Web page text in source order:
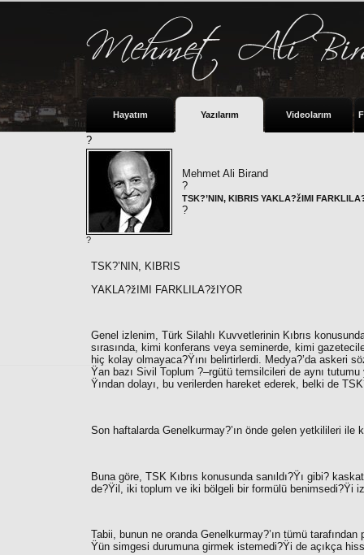
Hayatım Yazılarım Videolarım
?
Mehmet Ali Birand
?
TSK?’NIN, KIBRIS YAKLA?žIMI
?
?
TSK?’NIN, KIBRIS
YAKLA?žIMI FARKLILA?žIYOR
Genel izlenim, Türk Silahlı Kuvvetlerinin Kıbrıs
sırasında, kimi konferans veya seminerde, kimi
hiç kolay olmayaca?Ÿını belirtirlerdi. Medya?’da askeri
Ÿan bazı Sivil Toplum ?–rgütü temsilcileri de aynı tutumu
Ÿından dolayı, bu verilerden hareket ederek, belki de
Son haftalarda Genelkurmay?’ın önde gelen yetkilileri ile
Buna göre, TSK Kıbrıs konusunda sanıldı?Ÿı gibi?
de?Ÿil, iki toplum ve iki bölgeli bir formülü benimsedi?Ÿi
Tabii, bunun ne oranda Genelkurmay?’ın tümü
Ÿün simgesi durumuna girmek istemedi?Ÿi de açıkça